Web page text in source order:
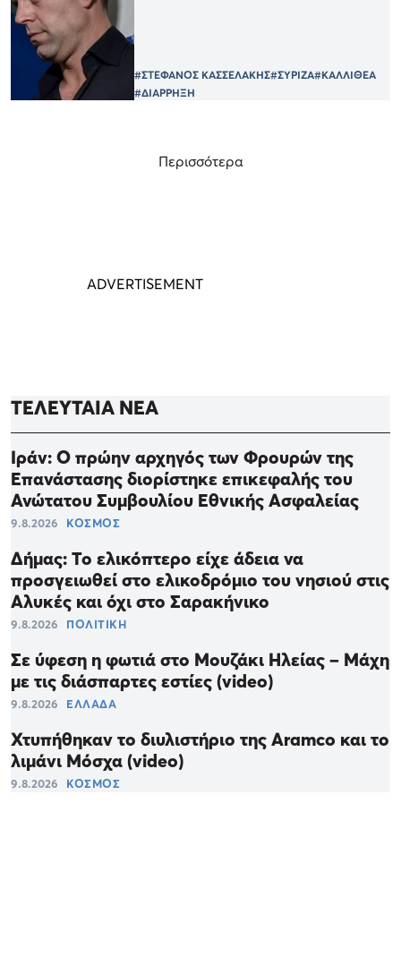
#ΣΤΕΦΑΝΟΣ ΚΑΣΣΕΛΑΚΗΣ#ΣΥΡΙΖΑ#ΚΑΛΛΙΘΕΑ
#ΔΙΑΡΡΗΞΗ
Περισσότερα
ΤΕΛΕΥΤΑΙΑ ΝΕΑ
Ιράν: Ο πρώην αρχηγός των Φρουρών της
Επανάστασης διορίστηκε επικεφαλής του
Ανώτατου Συμβουλίου Εθνικής Ασφαλείας
9.8.2026 ΚΟΣΜΟΣ
Δήμας: Το ελικόπτερο είχε άδεια να
προσγειωθεί στο ελικοδρόμιο του νησιού στις
Αλυκές και όχι στο Σαρακήνικο
9.8.2026 ΠΟΛΙΤΙΚΗ
Σε ύφεση η φωτιά στο Μουζάκι Ηλείας – Μάχη
με τις διάσπαρτες εστίες (video)
9.8.2026 ΕΛΛΑΔΑ
Χτυπήθηκαν το διυλιστήριο της Aramco και το
λιμάνι Μόσχα (video)
9.8.2026 ΚΟΣΜΟΣ